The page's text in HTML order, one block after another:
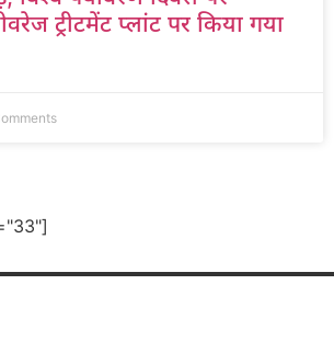
ट्रीटमेंट प्लांट पर किया गया